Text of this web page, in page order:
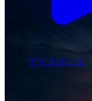
ゲイスポット